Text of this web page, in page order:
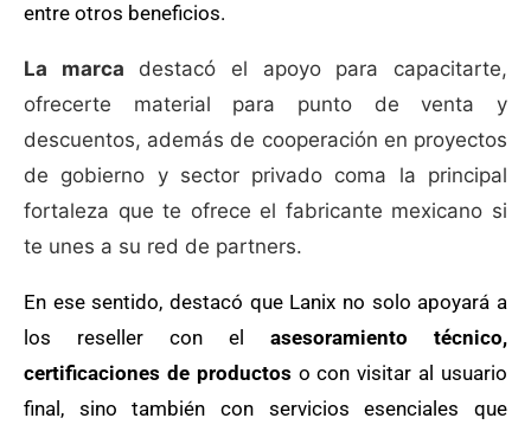
entre otros beneficios.
La marca destacó el apoyo para capacitarte,
ofrecerte material para punto de venta y
descuentos, además de cooperación en proyectos
de gobierno y sector privado coma la principal
fortaleza que te ofrece el fabricante mexicano si
te unes a su red de partners.
En ese sentido, destacó que Lanix no solo apoyará a
los reseller con el asesoramiento técnico,
certificaciones de productos o con visitar al usuario
final, sino también con servicios esenciales que